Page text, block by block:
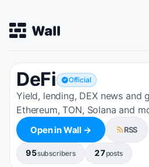
DeFi Official
Yield, lending, DEX news and
Ethereum, TON, Solana and
Open in Wall → RSS
95subscribers 27posts